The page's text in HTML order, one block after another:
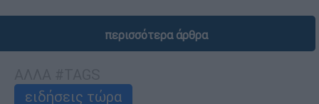
περισσότερα άρθρα
ειδήσεις τώρα